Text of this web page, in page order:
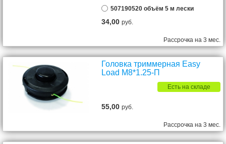
507190520 объём 5 м лески
34,00руб.
Рассрочка на 3 мес.
Головка триммерная Easy
Load M8*1.25-П
Есть на складе
55,00руб.
Рассрочка на 3 мес.